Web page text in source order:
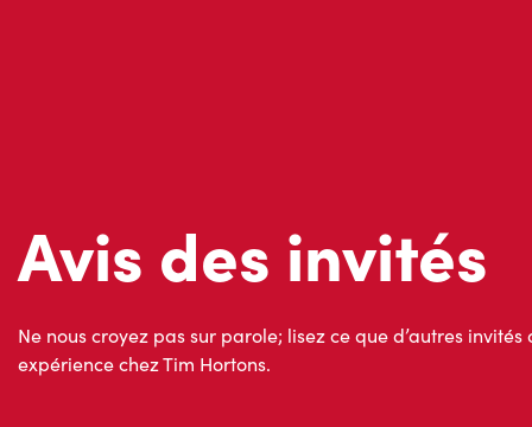
Avis des invités
Ne nous croyez pas sur parole; lisez ce que d’autres
expérience chez Tim Hortons.